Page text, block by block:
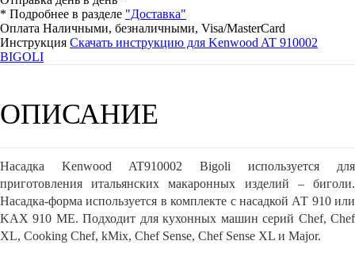
* Подробнее в разделе "Доставка"
Оплата Наличными, безналичными, Visa/MasterCard
Инструкция Скачать инструкцию для Kenwood AT 910002
BIGOLI
ОПИСАНИЕ
Насадка Kenwood AT910002 Bigoli используется для
приготовления итальянских макаронных изделий – биголи.
Насадка-форма используется в комплекте с насадкой АТ 910 или
KAX 910 ME. Подходит для кухонных машин серий Chef, Chef
XL, Cooking Chef, kMix, Chef Sense, Chef Sense XL и Major.